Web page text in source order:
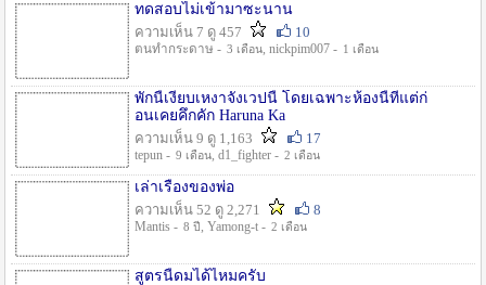
ทดสอบไม่เข้ามาซะนาน
ความเห็น 7 ดู 457
10
ตนทำกระดาษ - 3 เดือน, nickpim007 - 1 เดือน
พักนี้เงียบเหงาจังเวปนี้ โดยเฉพาะห้องนี้ที่แต่ก่
อนเคยคึกคัก Haruna Ka
ความเห็น 9 ดู 1,163
17
tepun - 9 เดือน, d1_fighter - 2 เดือน
เล่าเรื่องของพ่อ
ความเห็น 52 ดู 2,271
8
Mantis - 8 ปี , Yamong-t - 2 เดือน
สูตรนี้ดมได้ไหมครับ